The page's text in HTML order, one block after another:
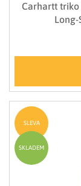
Carhartt
SLEVA
SKLADEM